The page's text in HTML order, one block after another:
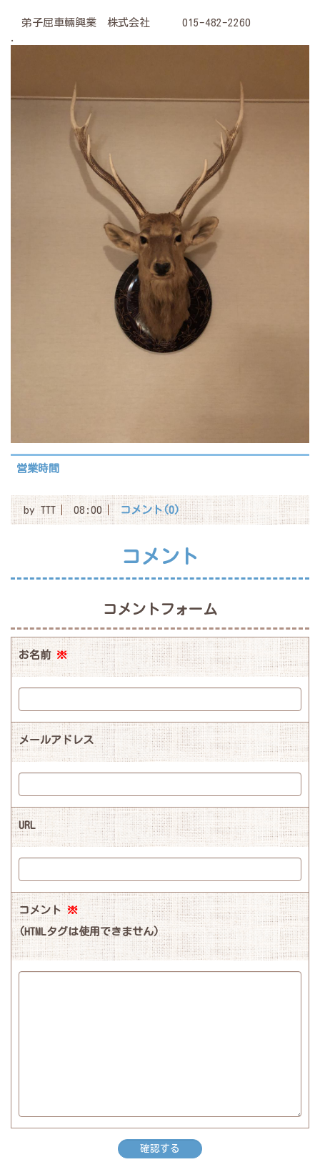
弟子屈車輛興業 株式会社 015-482-2260
営業時間
byTTT 08:00 コメント(0)
コメント
コメントフォーム
お名前 ※
メールアドレス
URL
コメント ※
(HTMLタグは使用できません)